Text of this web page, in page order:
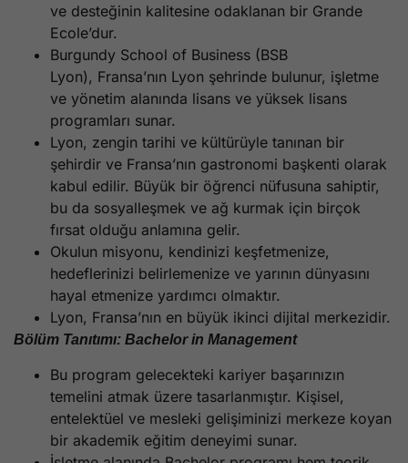
ve desteğinin kalitesine odaklanan bir Grande
Ecole’dur.
Burgundy School of Business (BSB
Lyon), Fransa’nın Lyon şehrinde bulunur, işletme
ve yönetim alanında lisans ve yüksek lisans
programları sunar.
Lyon, zengin tarihi ve kültürüyle tanınan bir
şehirdir ve Fransa’nın gastronomi başkenti olarak
kabul edilir. Büyük bir öğrenci nüfusuna sahiptir,
bu da sosyalleşmek ve ağ kurmak için birçok
fırsat olduğu anlamına gelir.
Okulun misyonu, kendinizi keşfetmenize,
hedeflerinizi belirlemenize ve yarının dünyasını
hayal etmenize yardımcı olmaktır.
Lyon, Fransa’nın en büyük ikinci dijital merkezidir.
Bölüm Tanıtımı: Bachelor in Management
Bu program gelecekteki kariyer başarınızın
temelini atmak üzere tasarlanmıştır. Kişisel,
entelektüel ve mesleki gelişiminizi merkeze koyan
bir akademik eğitim deneyimi sunar.